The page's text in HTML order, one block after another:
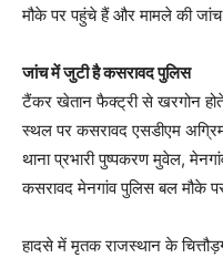
मौके पर पहुंचे हैं और मामले की
जांच में जुटी है कसरावद पुलिस
टैंकर खेतान फैक्ट्री से खरगोन होते
स्थल पर कसरावद एसडीएम
थाना प्रभारी पुष्पकरण मुवेल,
कसरावद मेनगांव पुलिस बल मौके
हादसे में मृतक राजस्थान के